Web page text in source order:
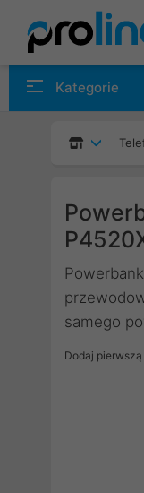
Kategorie
samego
Dodaj